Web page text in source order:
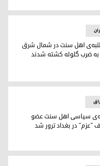
سنت بر انتقال
پژمان دو طلبه‌ای کە به
اهل سنت در شمال شرق
به ضرب گلوله کشته شدند
سیاسی اهل سنت عضو
"عزم" در بغداد ترور شد